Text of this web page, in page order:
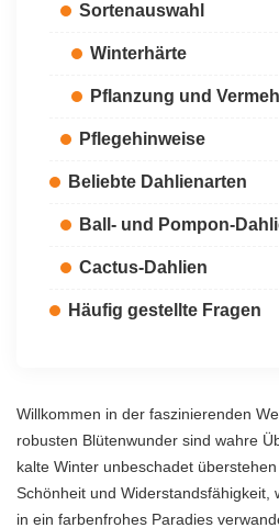
Sortenauswahl
Winterhärte
Pflanzung und
Pflegehinweise
Beliebte Dahlienarten
Ball- und Pompon-
Cactus-Dahlien
Häufig gestellte Fragen
Willkommen in der faszinierenden
robusten Blütenwunder sind wahre
kalte Winter unbeschadet
Schönheit und Widerstandsfähigkeit,
in ein farbenfrohes Paradies